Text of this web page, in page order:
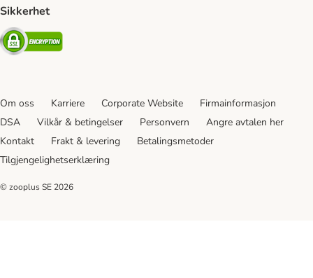
Sikkerhet
Security
Om oss Karriere Corporate Website
Firmainformasjon
DSA
Vilkår & betingelser Personvern
Angre avtalen her
Kontakt
Frakt & levering
Betalingsmetoder
Tilgjengelighetserklæring
© zooplus SE 2026